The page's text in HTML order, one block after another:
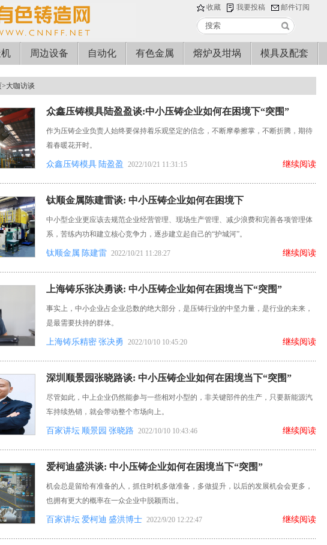
收藏 我要投稿 邮件订阅
周边设备 自动化 有色金属 熔炉及坩埚 模具及配套
>大咖访谈
众鑫压铸模具陆盈盈谈:中小压铸企业如何在困境下“突围”
作为压铸企业负责人始终要保持着乐观坚定的信念，不断摩拳擦掌，不断折腾，期待
着春暖花开时。
众鑫压铸模具 陆盈盈 2022/10/21 11:31:15 继续阅读
钛顺金属陈建雷谈: 中小压铸企业如何在困境下
中小型企业更应该去规范企业经营管理、现场生产管理、减少浪费和完善各项管理体
系，苦练内功和建立核心竞争力，逐步建立起自己的“护城河”。
钛顺金属 陈建雷 2022/10/21 11:28:27 继续阅读
上海铸乐张决勇谈: 中小压铸企业如何在困境当下“突围”
事实上，中小企业占企业总数的绝大部分，是压铸行业的中坚力量，是行业的未来，
是最需要扶持的群体。
上海铸乐精密 张决勇 2022/10/10 10:45:20 继续阅读
深圳顺景园张晓路谈: 中小压铸企业如何在困境当下“突围”
尽管如此，中上企业仍然能参与一些相对小型的，非关键部件的生产，只要新能源汽
车持续热销，就会带动整个市场向上。
百家讲坛 顺景园 张晓路 2022/10/10 10:43:46 继续阅读
爱柯迪盛洪谈: 中小压铸企业如何在困境当下“突围”
机会总是留给有准备的人，抓住时机多做准备，多做提升，以后的发展机会会更多，
也拥有更大的概率在一众企业中脱颖而出。
百家讲坛 爱柯迪 盛洪博士 2022/9/20 12:22:47 继续阅读